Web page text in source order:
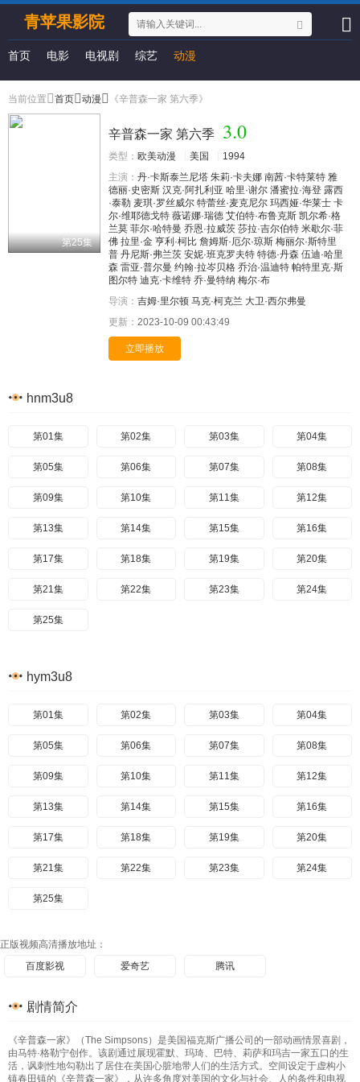
青苹果影院
首页 电影 电视剧 综艺 动漫
当前位置 首页 动漫 《辛普森一家 第六季》
第25集
辛普森一家 第六季 3.0
类型： 欧美动漫 美国
1994
主演： 丹·卡斯泰兰尼塔 朱莉·卡夫娜 南茜·卡特莱特 雅
德丽·史密斯 汉克·阿扎利亚 哈里·谢尔 潘蜜拉·海登 露西
·泰勒 麦琪·罗丝威尔 特蕾丝·麦克尼尔 玛西娅·华莱士 卡
尔·维耶德戈特 薇诺娜·瑞德 艾伯特·布鲁克斯 凯尔希·格
兰莫 菲尔·哈特曼 乔恩·拉威茨 莎拉·吉尔伯特 米歇尔·菲
佛 拉里·金 亨利·柯比 詹姆斯·厄尔·琼斯 梅丽尔·斯特里
普 丹尼斯·弗兰茨 安妮·班克罗夫特 特德·丹森 伍迪·哈里
森 雷亚·普尔曼 约翰·拉岑贝格 乔治·温迪特 帕特里克·斯
图尔特 迪克·卡维特 乔·曼特纳 梅尔·布
导演： 吉姆·里尔顿 马克·柯克兰 大卫·西尔弗曼
更新： 2023-10-09 00:43:49
立即播放
hnm3u8
第01集 第02集 第03集 第04集
第05集 第06集 第07集 第08集
第09集 第10集 第11集 第12集
第13集 第14集 第15集 第16集
第17集 第18集 第19集 第20集
第21集 第22集 第23集 第24集
第25集
hym3u8
第01集 第02集 第03集 第04集
第05集 第06集 第07集 第08集
第09集 第10集 第11集 第12集
第13集 第14集 第15集 第16集
第17集 第18集 第19集 第20集
第21集 第22集 第23集 第24集
第25集
正版视频高清播放地址：
百度影视
爱奇艺 腾讯
剧情简介
《辛普森一家》（The Simpsons）是美国福克斯广播公司的一部动画情景喜剧，
由马特·格勒宁创作。该剧通过展现霍默、玛琦、巴特、莉萨和玛吉一家五口的生
活，讽刺性地勾勒出了居住在美国心脏地带人们的生活方式。空间设定于虚构小
镇春田镇的《辛普森一家》，从许多角度对美国的文化与社会、人的条件和电视